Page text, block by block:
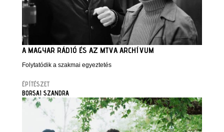
A MAGYAR RÁDIÓ ÉS AZ MTVA ARCHÍVUM
Folytatódik a szakmai egyeztetés
ÉPÍTÉSZET
BORSAI SZANDRA